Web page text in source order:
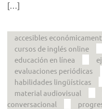
[…]
accesibles
cursos de inglés online
educación en línea
evaluaciones periódicas
habilidades lingüísticas
material audiovisual
conversacional